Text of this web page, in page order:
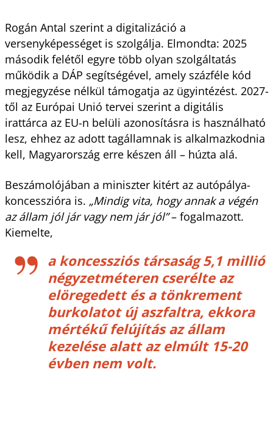
Rogán Antal szerint a digitalizáció a
versenyképességet is szolgálja. Elmondta: 2025
második felétől egyre több olyan szolgáltatás
működik a DÁP segítségével, amely százféle kód
megjegyzése nélkül támogatja az ügyintézést. 2027-
től az Európai Unió tervei szerint a digitális
irattárca az EU-n belüli azonosításra is használható
lesz, ehhez az adott tagállamnak is alkalmazkodnia
kell, Magyarország erre készen áll – húzta alá.
Beszámolójában a miniszter kitért az autópálya-
koncesszióra is. „Mindig vita, hogy annak a végén
az állam jól jár vagy nem jár jól”– fogalmazott.
Kiemelte,
a koncessziós társaság 5,1 millió
négyzetméteren cserélte az
elöregedett és a tönkrement
burkolatot új aszfaltra, ekkora
mértékű felújítás az állam
kezelése alatt az elmúlt 15-20
évben nem volt.